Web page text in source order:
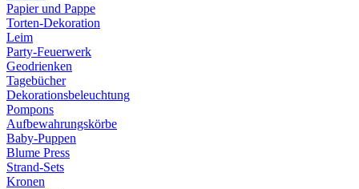
Papier und Pappe
Torten-Dekoration
Leim
Party-Feuerwerk
Geodrienken
Tagebücher
Dekorationsbeleuchtung
Pompons
Aufbewahrungskörbe
Baby-Puppen
Blume Press
Strand-Sets
Kronen